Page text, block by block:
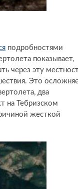
подробностями
показывает,
через эту
Это
два
на Тебризском
жесткой